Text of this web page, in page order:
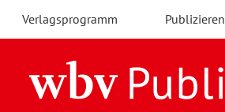
Verlagsprogramm Publizieren